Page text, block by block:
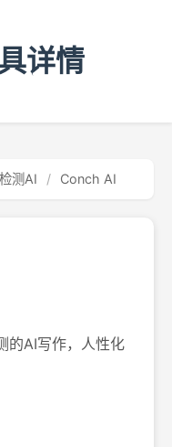
详情
测AI / Conch AI
的AI写作，人性化